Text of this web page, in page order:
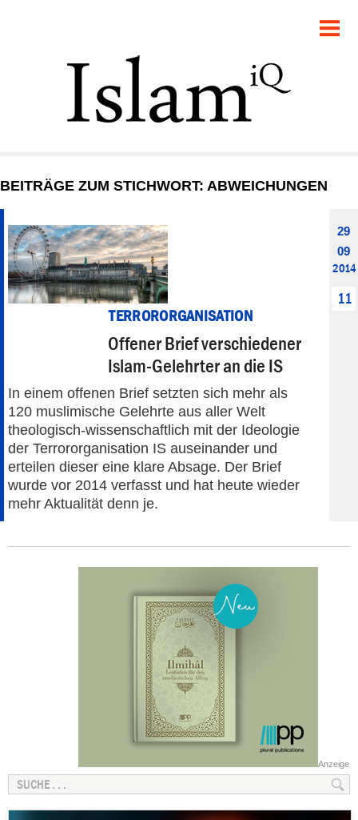
GESELLSCHAFT
STARTSEITE
DEBATTE
PANORAMA
BEITRÄGE ZUM STICHWORT: ABWEICHUNGEN
TERRORORGANISATION
Offener Brief verschiedener
Islam-Gelehrter an die IS
In einem offenen Brief setzten sich mehr als
120 muslimische Gelehrte aus aller Welt
theologisch-wissenschaftlich mit der Ideologie
der Terrororganisation IS auseinander und
erteilen dieser eine klare Absage. Der Brief
wurde vor 2014 verfasst und hat heute wieder
mehr Aktualität denn je.
29
09
2014
11
Anzeige